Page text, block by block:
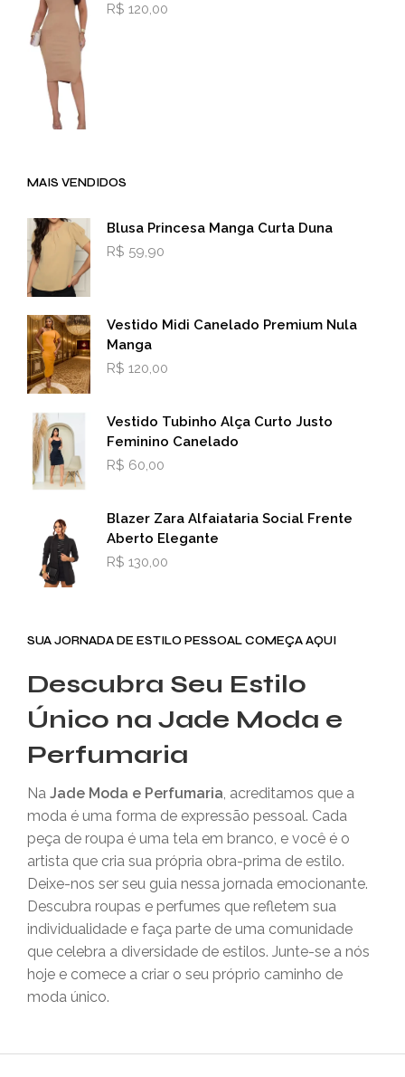
R$ 120,00
MAIS VENDIDOS
Blusa Princesa Manga Curta Duna
R$ 59,90
Vestido Midi Canelado Premium Nula
Manga
R$ 120,00
Vestido Tubinho Alça Curto Justo
Feminino Canelado
R$ 60,00
Blazer Zara Alfaiataria Social Frente
Aberto Elegante
R$ 130,00
SUA JORNADA DE ESTILO PESSOAL COMEÇA AQUI
Descubra Seu Estilo
Único na Jade Moda e
Perfumaria
Na Jade Moda e Perfumaria, acreditamos que a
moda é uma forma de expressão pessoal. Cada
peça de roupa é uma tela em branco, e você é o
artista que cria sua própria obra-prima de estilo.
Deixe-nos ser seu guia nessa jornada emocionante.
Descubra roupas e perfumes que refletem sua
individualidade e faça parte de uma comunidade
que celebra a diversidade de estilos. Junte-se a nós
hoje e comece a criar o seu próprio caminho de
moda único.